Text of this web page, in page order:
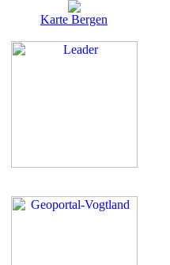
Karte Bergen